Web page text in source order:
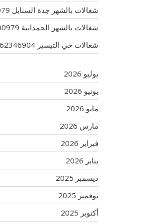
شغالات بالشهر جدة السنابل 0571400979
شغالات بالشهر الحمدانية 0571400979
شغالات حي التيسير 0562346904
يوليو 2026
يونيو 2026
مايو 2026
مارس 2026
فبراير 2026
يناير 2026
ديسمبر 2025
نوفمبر 2025
أكتوبر 2025